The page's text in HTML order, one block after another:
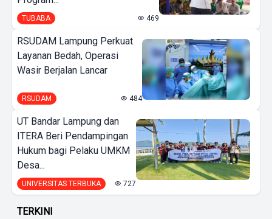
TUBABA 469
RSUDAM Lampung Perkuat
Layanan Bedah, Operasi
Wasir Berjalan Lancar
RSUDAM 484
UT Bandar Lampung dan
ITERA Beri Pendampingan
Hukum bagi Pelaku UMKM
Desa...
UNIVERSITAS TERBUKA 727
TERKINI